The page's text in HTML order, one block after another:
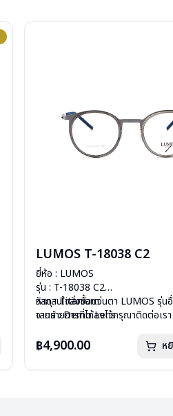
LUMOS T-18038 C2
ยี่ห้อ : LUMOS
รุ่น : T-18038 C2
วัสดุ : Titanium
เลนส์ : Demo Lens
น้ำหนัก : 14 กรัม
การรับประกัน : 2 ปี
หากสนใจสั่งชื้อแว่นตา LUMOS รุ่น
จากรายการที่ได้ลงไว้กรุณาติดต่อเรา
฿4,900.00 ห